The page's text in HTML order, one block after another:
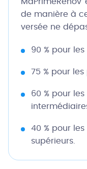
de manière à
versée ne
90 % pour
75 % pour
60 % pour
40 % pour
supérieurs.